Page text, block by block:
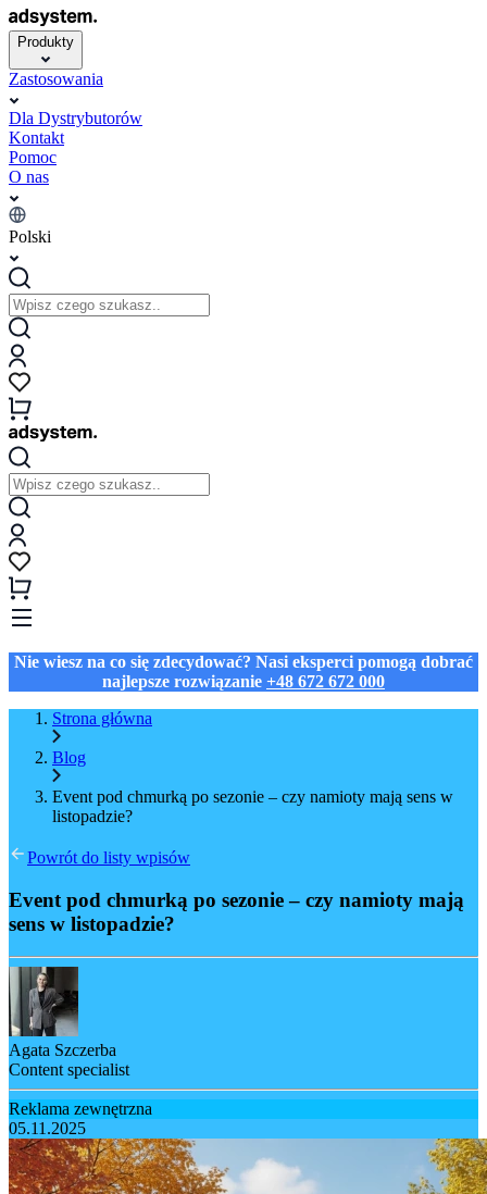
Produkty
Zastosowania
Dla Dystrybutorów
Kontakt
Pomoc
O nas
Polski
Nie wiesz na co się zdecydować? Nasi eksperci pomogą dobrać
najlepsze rozwiązanie +48 672 672 000
Strona główna
Blog
Event pod chmurką po sezonie – czy namioty mają sens w
listopadzie?
Powrót do listy wpisów
Event pod chmurką po sezonie – czy namioty mają
sens w listopadzie?
Agata Szczerba
Content specialist
Reklama zewnętrzna
05.11.2025